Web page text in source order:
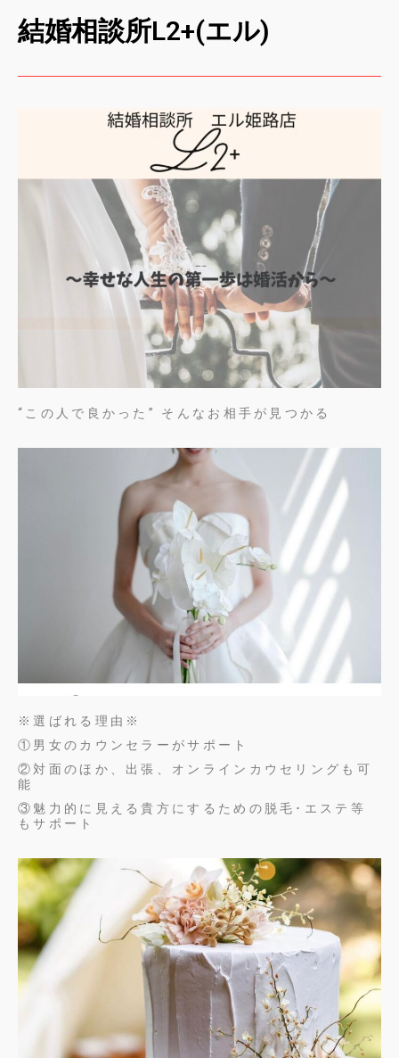
結婚相談所L2+(エル)
“この人で良かった” そんなお相手が見つかる
※選ばれる理由※
①男女のカウンセラーがサポート
②対面のほか、出張、オンラインカウセリングも可
能
③魅力的に見える貴方にするための脱毛･エステ等
もサポート